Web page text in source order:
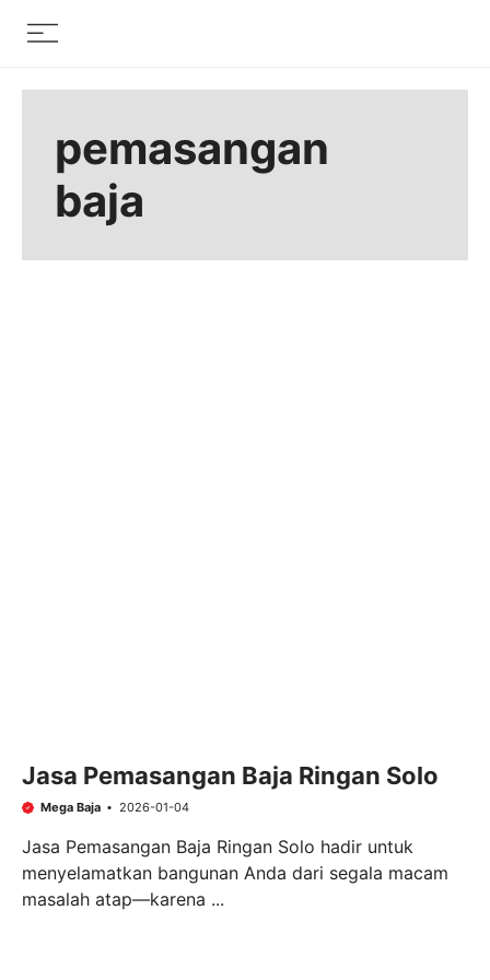
Menu
pemasangan
baja
Jasa Pemasangan Baja Ringan Solo
Mega Baja 2026-01-04
Jasa Pemasangan Baja Ringan Solo hadir untuk
menyelamatkan bangunan Anda dari segala macam
masalah atap—karena ...